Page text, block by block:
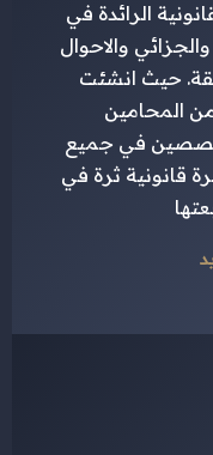
الرائدة في
والاحوال
حيث انشئت
المحامين
في جميع
قانونية ثرة في